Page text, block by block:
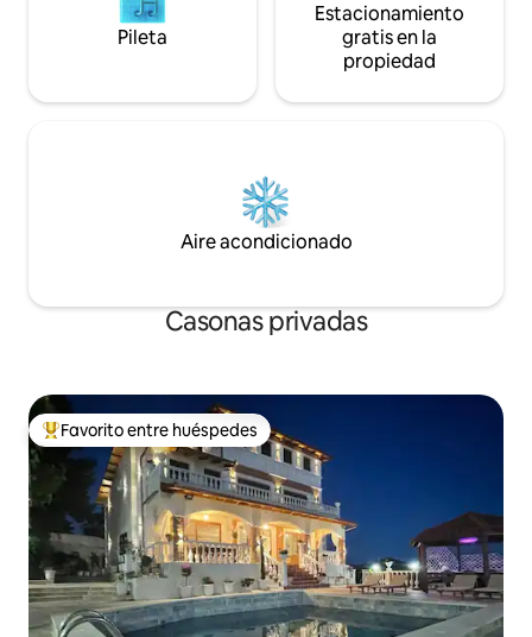
Pileta
Estacionamiento
gratis en la
propiedad
Aire acondicionado
Casonas privadas
Favorito entre los huéspedes más destacados
Favorito entre huéspedes